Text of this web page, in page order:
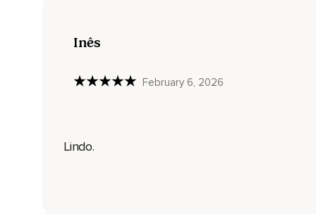
Todo o ar que entra ou sai de você está repleto de amor,
Onde você pode voltar a hora que quiser,
Inês
February 6, 2026
Lindo.